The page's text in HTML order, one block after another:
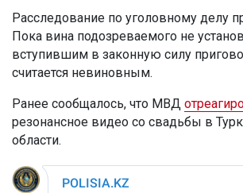
Расследование по уголовному делу
Пока вина подозреваемого не
вступившим в законную силу
считается невиновным.
Ранее сообщалось, что МВД
резонансное видео со свадьбы в
области.